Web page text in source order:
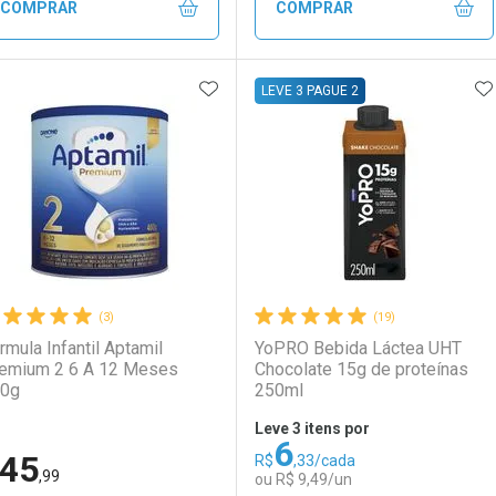
COMPRAR
FECHAR
Ativar Desconto
FECHAR
Menos
COMPRAR
Laboratório
Ativar Desconto
Por Menos
(3)
Infantil Aptamil
2 6 A 12 Meses
45,99
ADICIONAR AOS FAVORITOS
(19)
YoPRO Bebida Láctea UHT
Chocolate 15g de proteínas
250ml
LEVE 3 PAGUE 2
Leve 3 itens por
R$6,33/cada
ou R$ 9,49/un